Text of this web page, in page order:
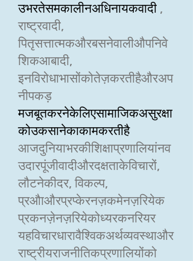
उभरतेसमकालीनअधिनायकवादी ,
राष्ट्रवादी,
पितृसत्तात्मकऔरबसनेवालीऔपनिवे
शिकआबादी,
इनविरोधाभासोंकोतेज़करतीहैऔरअप
नीपकड़
मजबूतकरनेकेलिएसामाजिकअसुरक्षा
कोउकसानेकाकामकरतीहै
आजदुनियाभरकीशिक्षाप्रणालियांनव
उदारपूंजीवादीऔरदक्षताकेविचारों,
लौटनेकीदर, विकल्प,
प्रऔाऔरप्रप्केरनज़कमेनज़रियेक
प्रकनज़ेनज़रियेकोध्यरकनरियर
यहविचारधारावैश्विकअर्थव्यवस्थाऔर
राष्ट्रीयराजनीतिकप्रणालियोंको